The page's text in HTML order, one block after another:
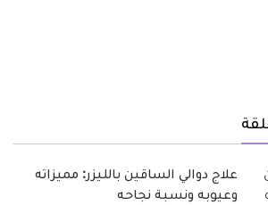
علاج دوالي الساقين بالليزر: مميزاته
وعيوبه ونسبة نجاحه